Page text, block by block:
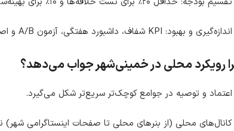
اندازه‌گیری و بهبود: KPI شفاف، داشبورد هفتگی، آزمون A/B و اصلاح مداوم.
رویکرد محلی در خمینی‌شهر جواب می‌دهد؟
اعتماد و توصیه در جوامع کوچک‌تر سریع‌تر شکل می‌گیرد.
کانال‌های محلی (از بنرهای محلی تا صفحات اینستاگرامی شهر)